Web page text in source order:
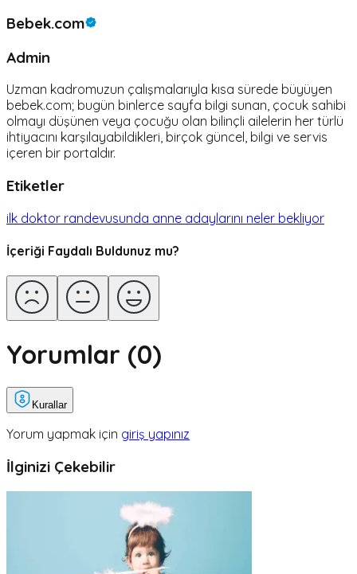
Bebek.com
Admin
Uzman kadromuzun çalışmalarıyla kısa sürede büyüyen
bebek.com; bugün binlerce sayfa bilgi sunan, çocuk sahibi
olmayı düşünen veya çocuğu olan bilinçli ailelerin her türlü
ihtiyacını karşılayabildikleri, birçok güncel, bilgi ve servis
içeren bir portaldır.
Etiketler
ilk doktor randevusunda anne adaylarını neler bekliyor
İçeriği Faydalı Buldunuz mu?
Yorumlar (0)
Kurallar
Yorum yapmak için giriş yapınız
İlginizi Çekebilir